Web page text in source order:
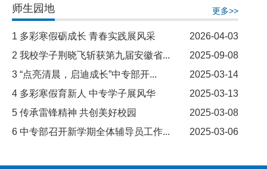
师生园地 更多>>
1 多彩寒假砺成长 青春实践展风采
2026-04-03
2 我校学子荆晓飞斩获第九届安徽省...
2025-09-08
3 “点亮清晨，启迪成长”中专部开...
2025-03-14
4 多彩寒假育新人 中专学子展风华
2025-03-13
5 传承雷锋精神 共创美好校园
2025-03-08
6 中专部召开新学期全体辅导员工作... 2025-03-06